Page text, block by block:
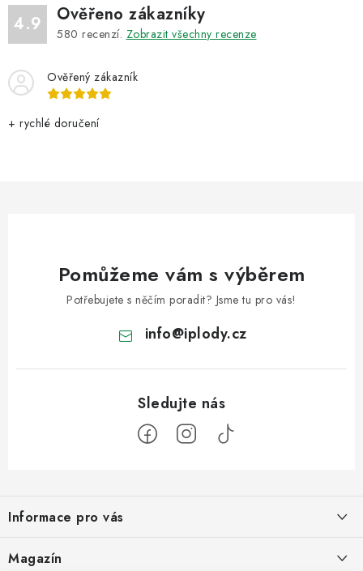
4.9 Ověřeno zákazníky
580 recenzí. Zobrazit všechny recenze
Ověřený zákazník
+ rychlé doručení
Pomůžeme vám s výběrem
Potřebujete s něčím poradit? Jsme tu pro vás!
info@iplody.cz
p
a
Informace pro vás
Doprava a platba
Magazín